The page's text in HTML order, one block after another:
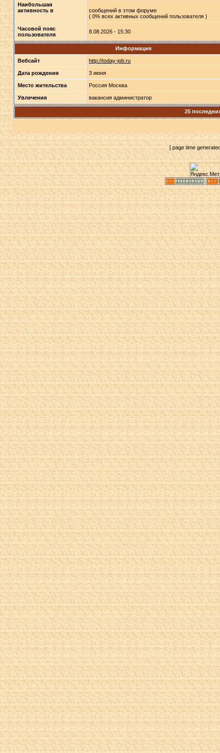
Наибольшая
активность в
сообщений в этом форуме
( 0% всех активных сообщений пользователя )
Часовой пояс
пользователя
8.08.2026 - 15:30
Информация
Вебсайт http://today-job.ru
Дата рождения 3 июня
Место жительства Россия Москва
Увлечения вакансия администратор
25
[ page time